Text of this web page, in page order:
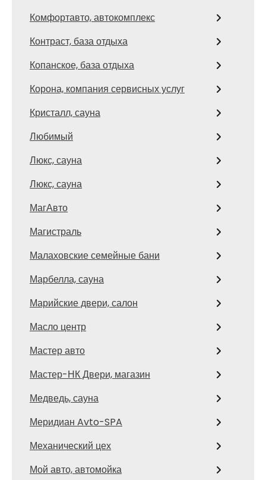
Комфортавто, автокомплекс
Контраст, база отдыха
Копанское, база отдыха
Корона, компания сервисных услуг
Кристалл, сауна
Любимый
Люкс, сауна
Люкс, сауна
МагАвто
Магистраль
Малаховские семейные бани
Марбелла, сауна
Марийские двери, салон
Масло центр
Мастер авто
Мастер-НК Двери, магазин
Медведь, сауна
Меридиан Avto-SPA
Механический цех
Мой авто, автомойка